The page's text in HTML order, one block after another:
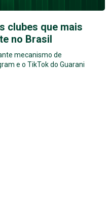
clubes que mais
no Brasil
mecanismo de
e o TikTok do Guarani